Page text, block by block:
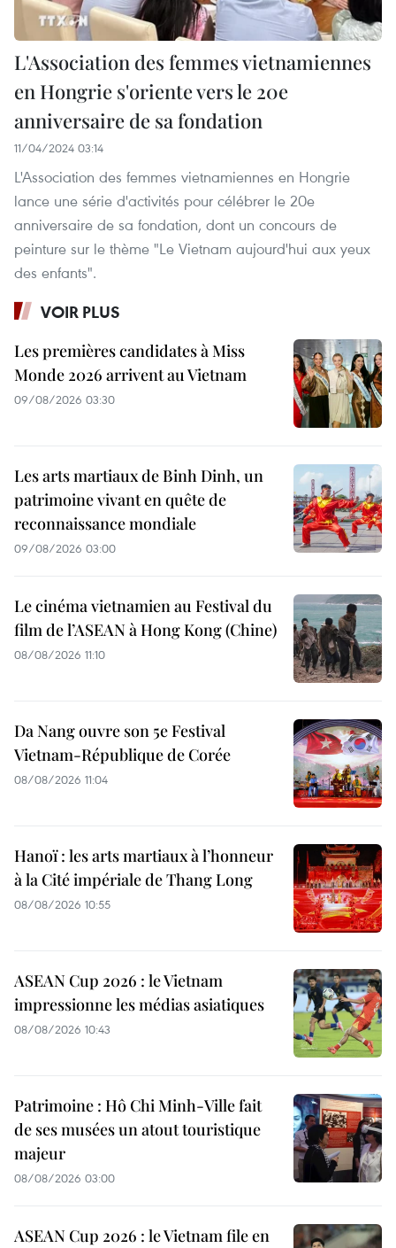
L'Association des femmes vietnamiennes
en Hongrie s'oriente vers le 20e
anniversaire de sa fondation
11/04/2024 03:14
L'Association des femmes vietnamiennes en Hongrie
lance une série d'activités pour célébrer le 20e
anniversaire de sa fondation, dont un concours de
peinture sur le thème "Le Vietnam aujourd'hui aux yeux
des enfants".
VOIR PLUS
Les premières candidates à Miss
Monde 2026 arrivent au Vietnam
09/08/2026 03:30
Les arts martiaux de Binh Dinh, un
patrimoine vivant en quête de
reconnaissance mondiale
09/08/2026 03:00
Le cinéma vietnamien au Festival du
film de l’ASEAN à Hong Kong (Chine)
08/08/2026 11:10
Da Nang ouvre son 5e Festival
Vietnam-République de Corée
08/08/2026 11:04
Hanoï : les arts martiaux à l’honneur
à la Cité impériale de Thang Long
08/08/2026 10:55
ASEAN Cup 2026 : le Vietnam
impressionne les médias asiatiques
08/08/2026 10:43
Patrimoine : Hô Chi Minh-Ville fait
de ses musées un atout touristique
majeur
08/08/2026 03:00
ASEAN Cup 2026 : le Vietnam file en